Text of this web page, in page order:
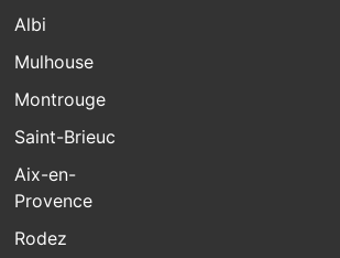
Albi
Mulhouse
Montrouge
Saint-Brieuc
Aix-en-
Provence
Rodez